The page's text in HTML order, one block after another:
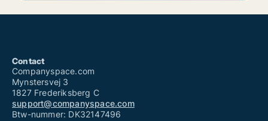
Contact
Companyspace.com
Mynstersvej 3
1827 Frederiksberg C
support@companyspace.com
Btw-nummer: DK32147496